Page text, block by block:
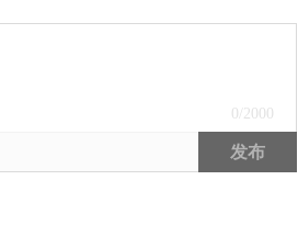
0 /2000
发布